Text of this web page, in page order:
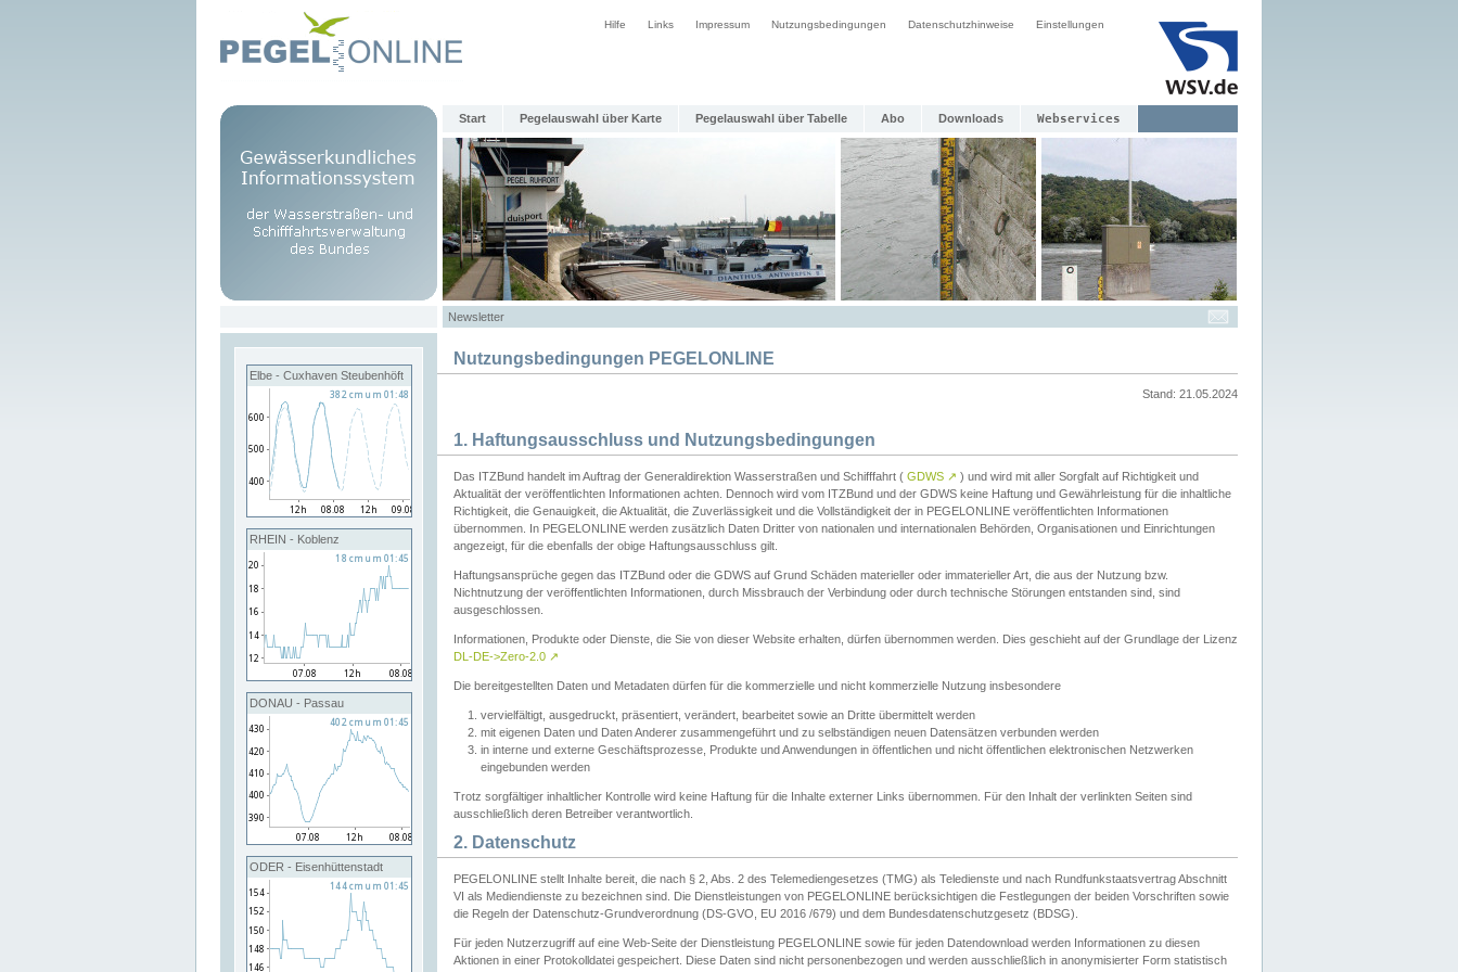
Hilfe Links Impressum Nutzungsbedingungen Datenschutzhinweise Einstellungen
Start Pegelauswahl über Karte Pegelauswahl über Tabelle Abo Downloads Webservices
Newsletter
Elbe - Cuxhaven Steubenhöft
RHEIN - Koblenz
DONAU - Passau
ODER - Eisenhüttenstadt
Nutzungsbedingungen PEGELONLINE
Stand: 21.05.2024
1. Haftungsausschluss und Nutzungsbedingungen
Das ITZBund handelt im Auftrag der Generaldirektion Wasserstraßen und Schifffahrt ( GDWS ↗ ) und wird mit aller Sorgfalt auf Richtigkeit und
Aktualität der veröffentlichten Informationen achten. Dennoch wird vom ITZBund und der GDWS keine Haftung und Gewährleistung für die inhaltliche
Richtigkeit, die Genauigkeit, die Aktualität, die Zuverlässigkeit und die Vollständigkeit der in PEGELONLINE veröffentlichten Informationen
übernommen. In PEGELONLINE werden zusätzlich Daten Dritter von nationalen und internationalen Behörden, Organisationen und Einrichtungen
angezeigt, für die ebenfalls der obige Haftungsausschluss gilt.
Haftungsansprüche gegen das ITZBund oder die GDWS auf Grund Schäden materieller oder immaterieller Art, die aus der Nutzung bzw.
Nichtnutzung der veröffentlichten Informationen, durch Missbrauch der Verbindung oder durch technische Störungen entstanden sind, sind
ausgeschlossen.
Informationen, Produkte oder Dienste, die Sie von dieser Website erhalten, dürfen übernommen werden. Dies geschieht auf der Grundlage der Lizenz
DL-DE->Zero-2.0 ↗
Die bereitgestellten Daten und Metadaten dürfen für die kommerzielle und nicht kommerzielle Nutzung insbesondere
vervielfältigt, ausgedruckt, präsentiert, verändert, bearbeitet sowie an Dritte übermittelt werden
mit eigenen Daten und Daten Anderer zusammengeführt und zu selbständigen neuen Datensätzen verbunden werden
in interne und externe Geschäftsprozesse, Produkte und Anwendungen in öffentlichen und nicht öffentlichen elektronischen Netzwerken
eingebunden werden
Trotz sorgfältiger inhaltlicher Kontrolle wird keine Haftung für die Inhalte externer Links übernommen. Für den Inhalt der verlinkten Seiten sind
ausschließlich deren Betreiber verantwortlich.
2. Datenschutz
PEGELONLINE stellt Inhalte bereit, die nach § 2, Abs. 2 des Telemediengesetzes (TMG) als Teledienste und nach Rundfunkstaatsvertrag Abschnitt
VI als Mediendienste zu bezeichnen sind. Die Dienstleistungen von PEGELONLINE berücksichtigen die Festlegungen der beiden Vorschriften sowie
die Regeln der Datenschutz-Grundverordnung (DS-GVO, EU 2016 /679) und dem Bundesdatenschutzgesetz (BDSG).
Für jeden Nutzerzugriff auf eine Web-Seite der Dienstleistung PEGELONLINE sowie für jeden Datendownload werden Informationen zu diesen
Aktionen in einer Protokolldatei gespeichert. Diese Daten sind nicht personenbezogen und werden ausschließlich in anonymisierter Form statistisch